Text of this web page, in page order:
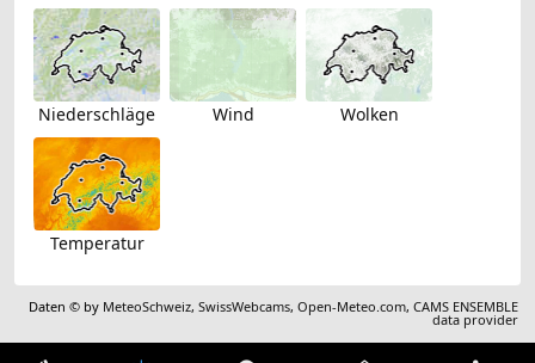
Niederschläge Wind Wolken
Temperatur
Daten © by MeteoSchweiz,SwissWebcams,Open-Meteo.com,CAMS ENSEMBLE
data provider